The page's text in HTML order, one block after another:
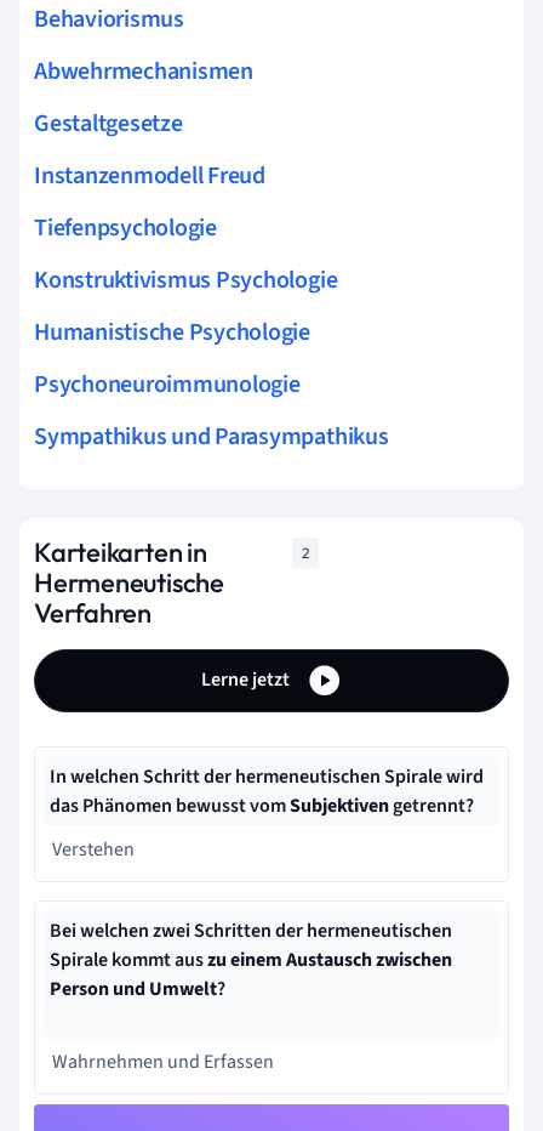
Behaviorismus
Abwehrmechanismen
Gestaltgesetze
Instanzenmodell Freud
Tiefenpsychologie
Konstruktivismus Psychologie
Humanistische Psychologie
Psychoneuroimmunologie
Sympathikus und Parasympathikus
Karteikarten in
Hermeneutische
Verfahren
2
Lerne jetzt
In welchen Schritt der hermeneutischen Spirale wird
das Phänomen bewusst vomSubjektivengetrennt?
Verstehen
Bei welchen zwei Schritten der hermeneutischen
Spirale kommt auszu einem Austausch zwischen
Person und Umwelt?
Wahrnehmen und Erfassen